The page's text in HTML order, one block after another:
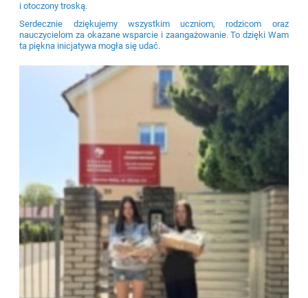
i otoczony troską.
Serdecznie dziękujemy wszystkim uczniom, rodzicom oraz
nauczycielom za okazane wsparcie i zaangażowanie. To dzięki Wam
ta piękna inicjatywa mogła się udać.